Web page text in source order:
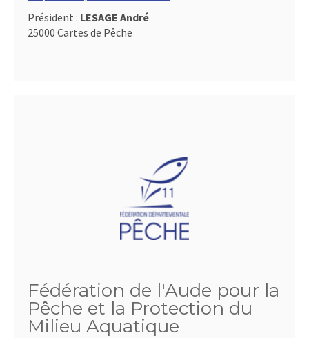
Président : LESAGE André
25000 Cartes de Pêche
Fédération de l'Aude pour la
Pêche et la Protection du
Milieu Aquatique